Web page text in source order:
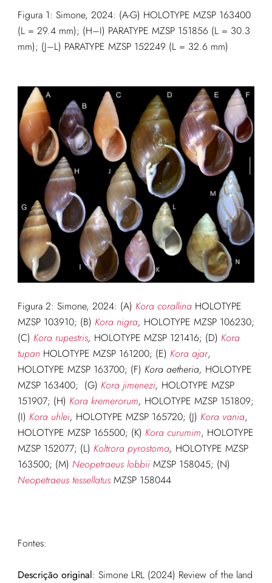
Figura 1: Simone, 2024: (A-G) HOLOTYPE MZSP 163400
(L = 29.4 mm); (H–I) PARATYPE MZSP 151856 (L = 30.3
mm); (J–L) PARATYPE MZSP 152249 (L = 32.6 mm)
Figura 2: Simone, 2024: (A) Kora corallinaHOLOTYPE
MZSP 103910; (B) Kora nigra, HOLOTYPE MZSP 106230;
(C) Kora rupestris, HOLOTYPE MZSP 121416; (D) Kora
tupan HOLOTYPE MZSP 161200; (E) Kora ajar,
HOLOTYPE MZSP 163700; (F) Kora aetheria, HOLOTYPE
MZSP 163400; (G) Kora jimenezi, HOLOTYPE MZSP
151907; (H) Kora kremerorum, HOLOTYPE MZSP 151809;
(I) Kora uhlei, HOLOTYPE MZSP 165720; (J) Kora vania,
HOLOTYPE MZSP 165500; (K) Kora curumim, HOLOTYPE
MZSP 152077; (L) Koltrora pyrostoma, HOLOTYPE MZSP
163500; (M) Neopetraeus lobbiiMZSP 158045; (N)
Neopetraeus tessellatusMZSP 158044
Fontes:
Descrição original: Simone LRL (2024) Review of the land